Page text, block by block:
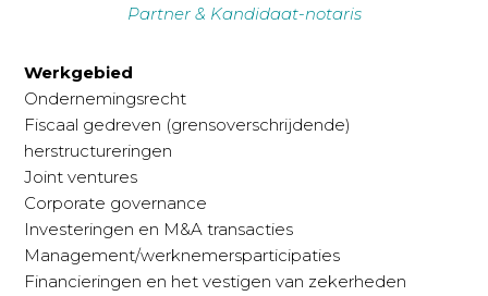
Partner & Kandidaat-notaris
Werkgebied
Ondernemingsrecht
Fiscaal gedreven (grensoverschrijdende)
herstructureringen
Joint ventures
Corporate governance
Investeringen en M&A transacties
Management/werknemersparticipaties
Financieringen en het vestigen van zekerheden